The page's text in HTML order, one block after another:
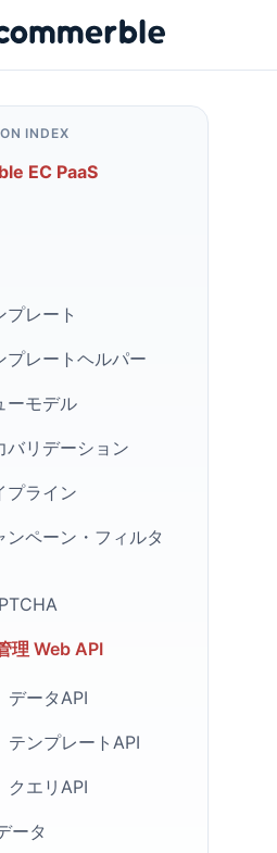
INDEX
EC PaaS
プレート
プレートヘルパー
ーモデル
バリデーション
プライン
ンペーン・フィルタ
理 Web API
データAPI
テンプレートAPI
クエリAPI
ータ